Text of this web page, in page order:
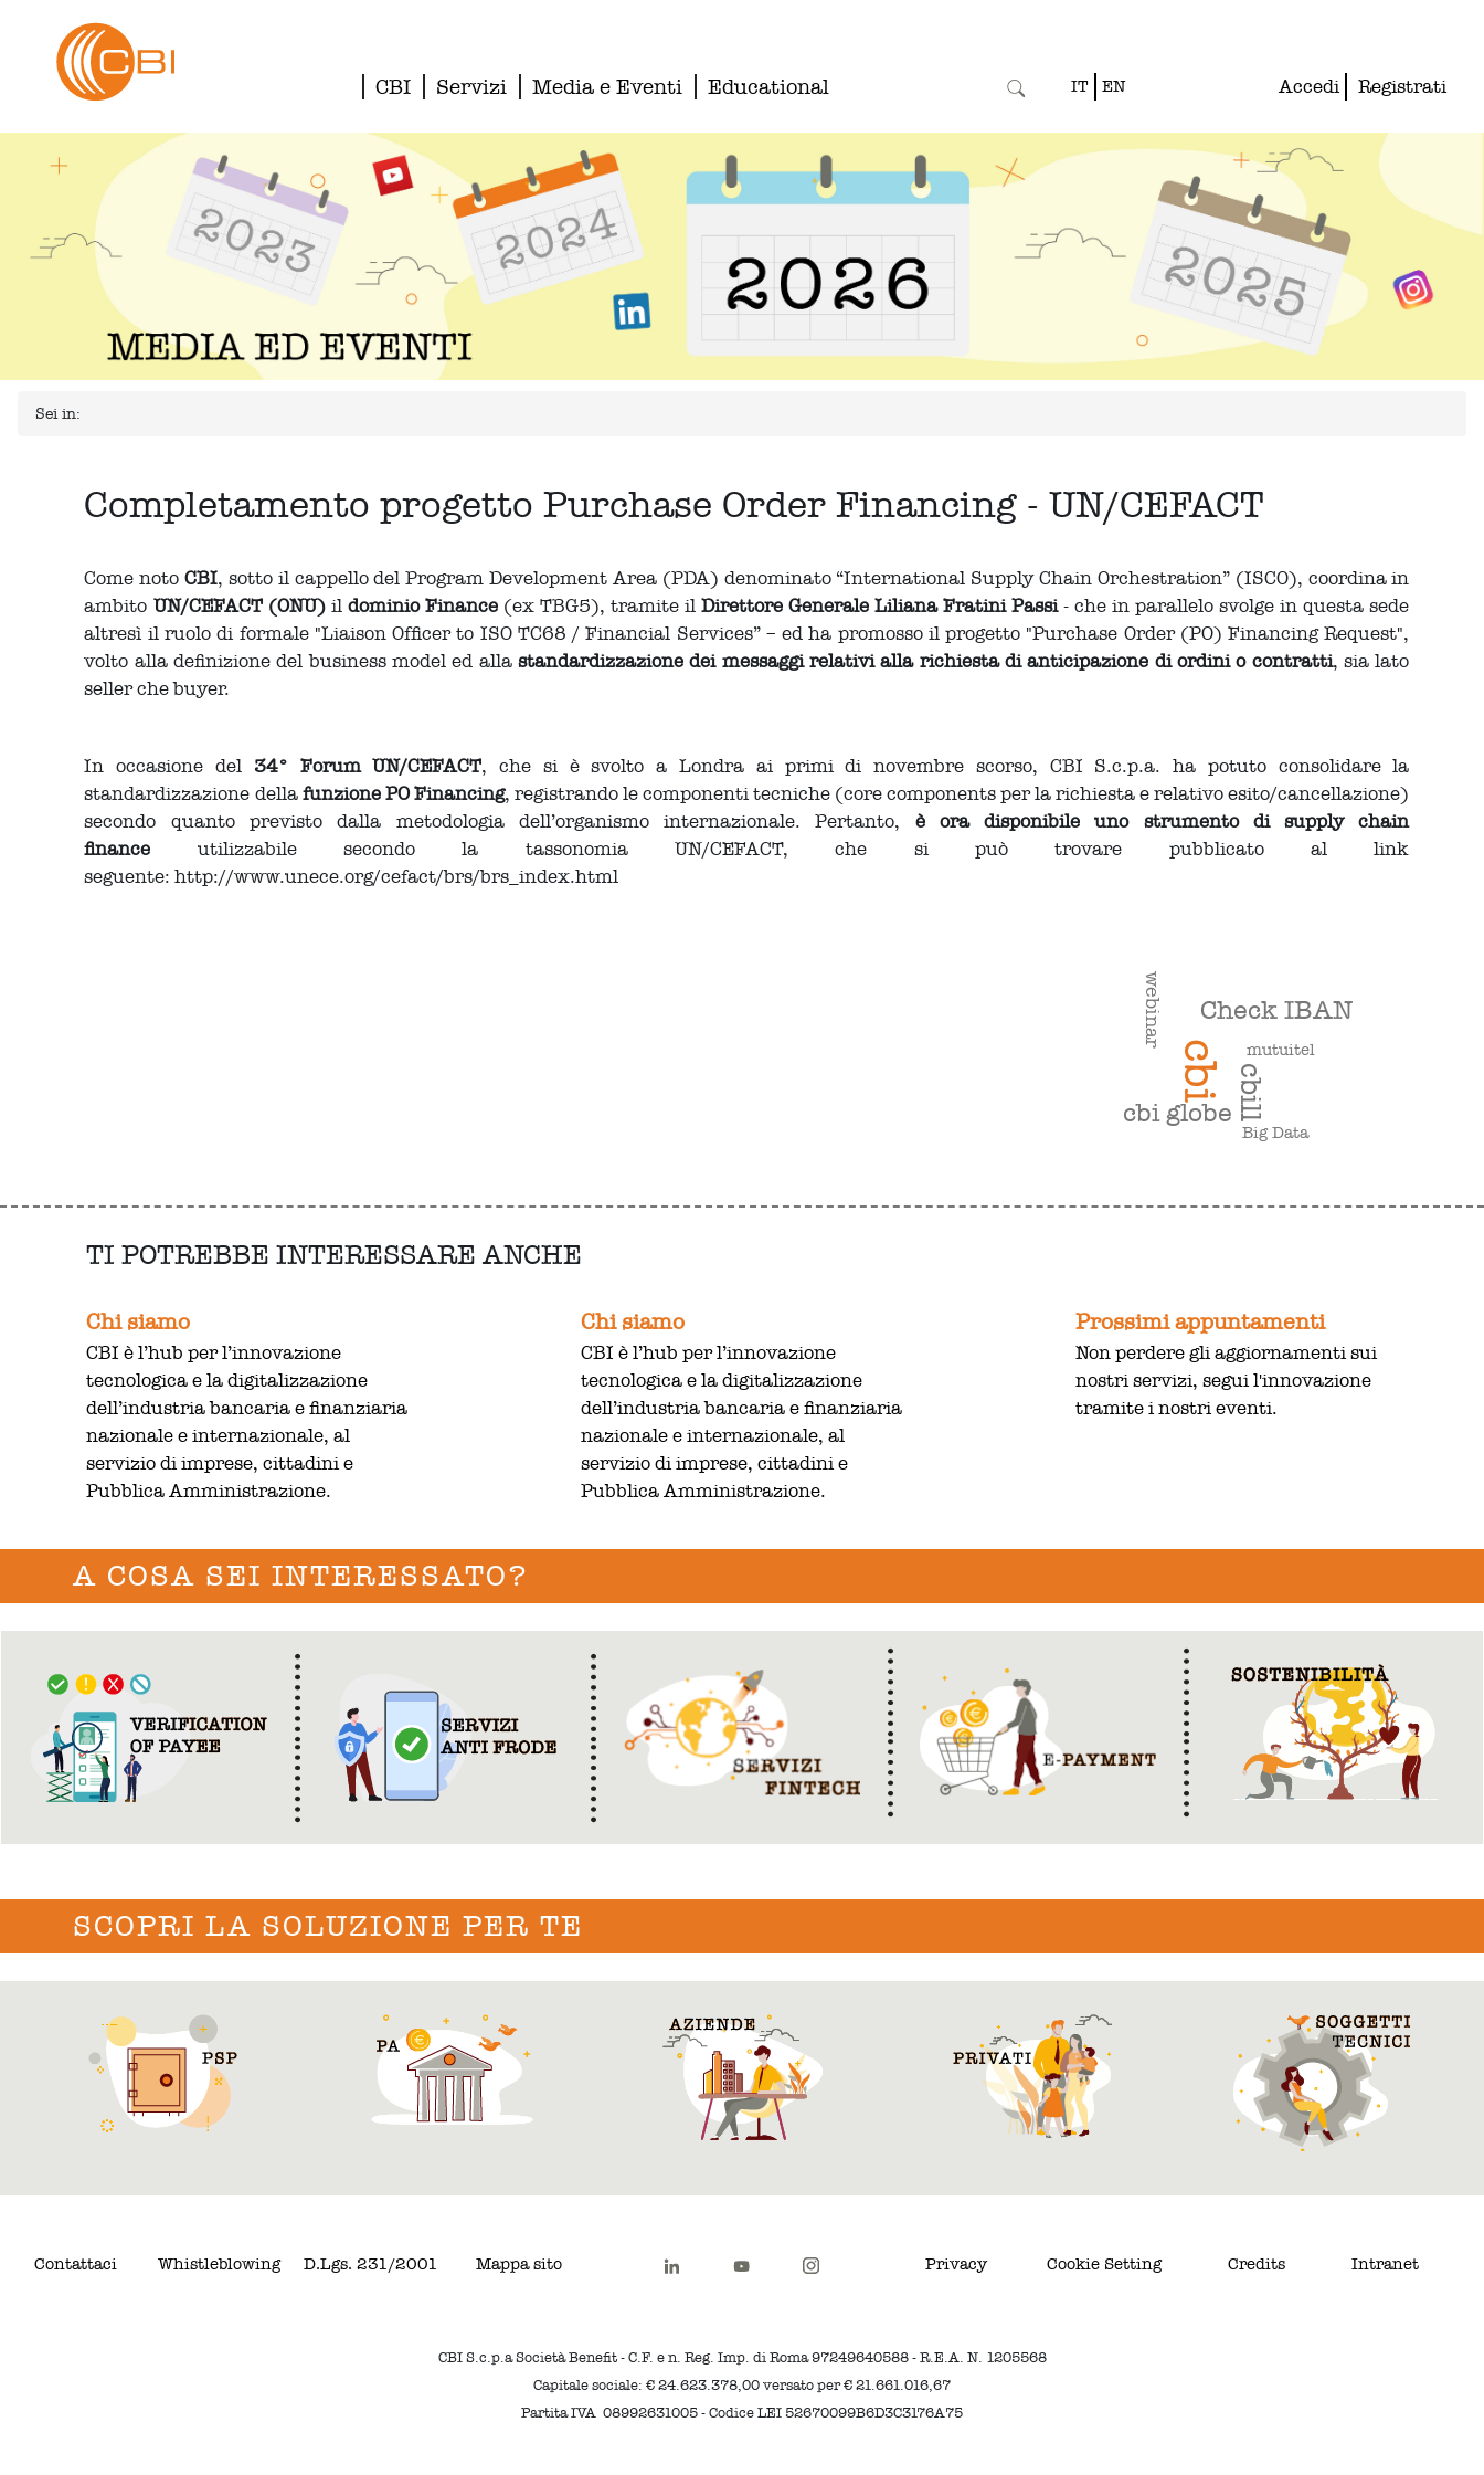
CBI Servizi Media e Eventi Educational IT EN Accedi Registrati
Sei in:
Completamento progetto Purchase Order Financing - UN/CEFACT
Come notoCBI, sotto il cappello del Program Development Area (PDA) denominato “International Supply Chain Orchestration” (ISCO), coordina in
ambito UN/CEFACT (ONU)il dominio Finance(ex TBG5), tramite il Direttore Generale Liliana Fratini Passi- che in parallelo svolge in questa sede
altresì il ruolo di formale "Liaison Officer to ISO TC68 / Financial Services” – ed ha promosso il progetto "Purchase Order (PO) Financing Request",
volto alla definizione del business model ed allastandardizzazione dei messaggi relativi alla richiesta di anticipazione di ordini o contratti, sia lato
seller che buyer.
In occasione del 34° Forum UN/CEFACT, che si è svolto a Londra ai primi di novembre scorso, CBI S.c.p.a. ha potuto consolidare la
standardizzazione dellafunzione PO Financing, registrando le componenti tecniche (core components per la richiesta e relativo esito/cancellazione)
secondo quanto previsto dalla metodologia dell’organismo internazionale. Pertanto, è ora disponibile uno strumento di supply chain
finance utilizzabile secondo la tassonomia UN/CEFACT, che si può trovare pubblicato al link
seguente: http://www.unece.org/cefact/brs/brs_index.html
cbi cbill
cbi globe
Check IBAN
webinar
mutuitel
Big Data
TI POTREBBE INTERESSARE ANCHE
Chi siamo
CBI è l’hub per l’innovazione
tecnologica e la digitalizzazione
dell’industria bancaria e finanziaria
nazionale e internazionale, al
servizio di imprese, cittadini e
Pubblica Amministrazione.
Chi siamo
CBI è l’hub per l’innovazione
tecnologica e la digitalizzazione
dell’industria bancaria e finanziaria
nazionale e internazionale, al
servizio di imprese, cittadini e
Pubblica Amministrazione.
Prossimi appuntamenti
Non perdere gli aggiornamenti sui
nostri servizi, segui l'innovazione
tramite i nostri eventi.
A COSA SEI INTERESSATO?
SCOPRI LA SOLUZIONE PER TE
Contattaci Whistleblowing D.Lgs. 231/2001 Mappa sito Privacy Cookie Setting Credits Intranet
CBI S.c.p.a Società Benefit - C.F. e n. Reg. Imp. di Roma 97249640588 - R.E.A. N. 1205568
Capitale sociale: € 24.623.378,00 versato per € 21.661.016,67
Partita IVA 08992631005 - Codice LEI 52670099B6D3C3176A75